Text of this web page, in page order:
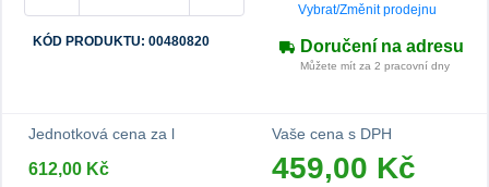
KÓD PRODUKTU: 00480820
Vybrat/Změnit prodejnu
Doručení na adresu
Můžete mít za 2 pracovní dny
Jednotková cena za l
612,00 Kč
Vaše cena s DPH
459,00 Kč